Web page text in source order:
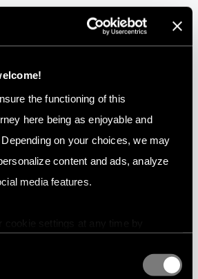
the functioning of this
here being as enjoyable and
on your choices, we may
content and ads, analyze
media features.
cookie settings at any time by
dolor in reprehenderit in
culpa.
qui blanditiis praesentium
atque corrupti quos dolores
similique sunt in culpa
mollitia animi, id est laborum et